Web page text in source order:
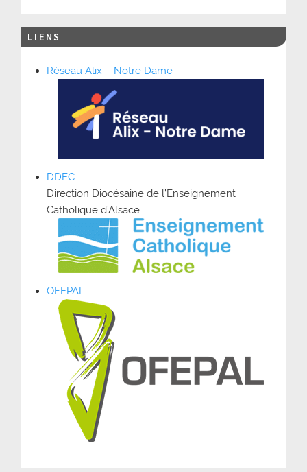
LIENS
Réseau Alix – Notre Dame
DDEC
Direction Diocésaine de l’Enseignement
Catholique d’Alsace
OFEPAL